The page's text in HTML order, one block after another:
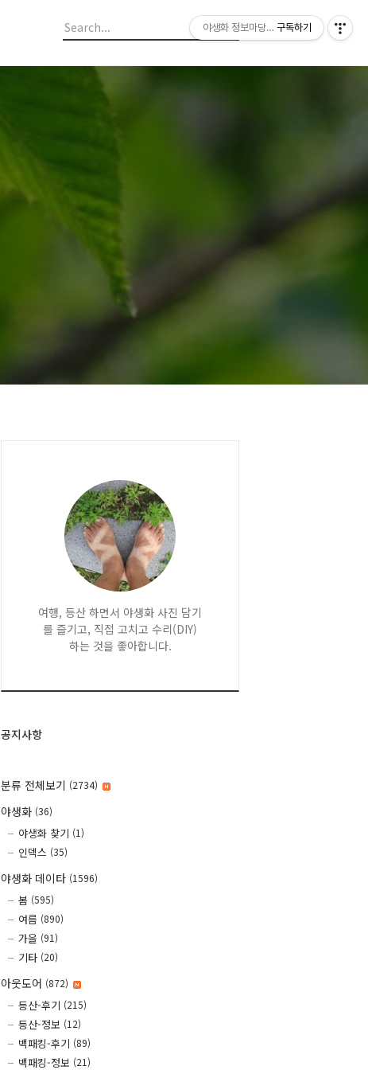
여행, 등산 하면서 야생화 사진 담기
를 즐기고, 직접 고치고 수리(DIY)
하는 것을 좋아합니다.
공지사항
분류 전체보기 (2734)
야생화 (36)
야생화 찾기 (1)
인덱스 (35)
야생화 데이타 (1596)
봄 (595)
여름 (890)
가을 (91)
기타 (20)
아웃도어 (872)
등산-후기 (215)
등산-정보 (12)
백패킹-후기 (89)
백패킹-정보 (21)
야생화 정보마당 입니다.
구독하기